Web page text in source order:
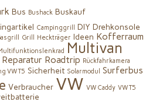
Bus Bushack Buskauf
Campinggrill DIY Drehkonsole
Grill Heckträger Ideen Kofferraum
Multivan
Reparatur Roadtrip Rückfahrkamera
VW T5 Sicherheit Solarmodul Surferbus
Verbraucher VW VW Caddy VW T5